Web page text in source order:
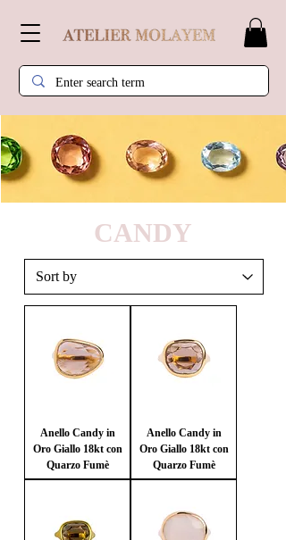
CANDY
Anello Candy in
Oro Giallo 18kt con
Quarzo Fumè
Anello Candy in
Oro Giallo 18kt con
Quarzo Fumè